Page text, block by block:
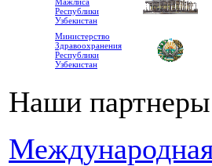
Республики
Узбекистан
Министерство
Здравоохранения
Республики
Узбекистан
Наши партнеры